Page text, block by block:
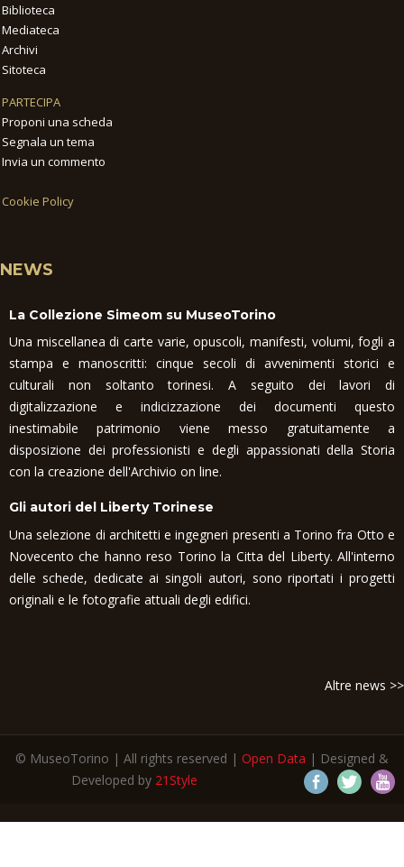
Biblioteca
Mediateca
Archivi
Sitoteca
PARTECIPA
Proponi una scheda
Segnala un tema
Invia un commento
Cookie Policy
NEWS
La Collezione Simeom su MuseoTorino
Una miscellanea di carte varie, opuscoli, manifesti, volumi, fogli a
stampa e manoscritti: cinque secoli di avvenimenti storici e
culturali non soltanto torinesi. A seguito dei lavori di
digitalizzazione e indicizzazione dei documenti questo
inestimabile patrimonio viene messo gratuitamente a
disposizione dei professionisti e degli appassionati della Storia
con la creazione dell'Archivio on line.
Gli autori del Liberty Torinese
Una selezione di architetti e ingegneri presenti a Torino fra Otto e
Novecento che hanno reso Torino la Citta del Liberty. All'interno
delle schede, dedicate ai singoli autori, sono riportati i progetti
originali e le fotografie attuali degli edifici.
Altre news >>
© MuseoTorino | All rights reserved | Open Data | Designed &
Developed by 21Style